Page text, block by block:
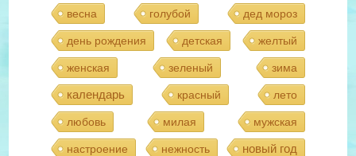
весна голубой дед мороз
день рождения детская желтый
женская зеленый зима
календарь красный лето
любовь милая мужская
настроение нежность новый год